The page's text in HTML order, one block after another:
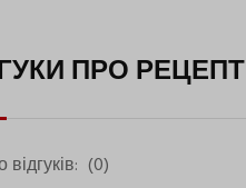
ПРО РЕЦЕПТ
відгуків: (0)